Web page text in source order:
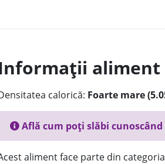
aliment
calorică: Foarte mare
Află cum poți slăbi
aliment face parte din